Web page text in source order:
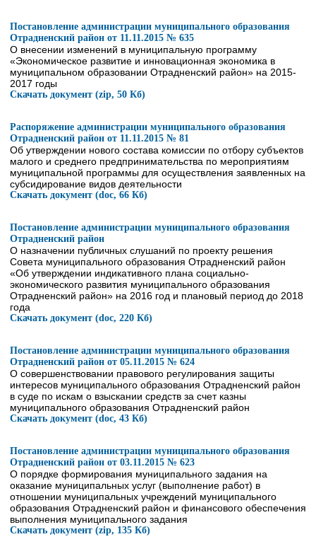
Постановление администрации муниципального образования
Отрадненский район от 11.11.2015 № 635
О внесении изменений в муниципальную программу
«Экономическое развитие и инновационная экономика в
муниципальном образовании Отрадненский район» на 2015-
2017 годы
Скачать документ (zip, 50 Кб)
Распоряжение администрации муниципального образования
Отрадненский район от 11.11.2015 № 81
Об утверждении нового состава комиссии по отбору субъектов
малого и среднего предпринимательства по мероприятиям
муниципальной программы для осуществления заявленных на
субсидирование видов деятельности
Скачать документ (doc, 66 Кб)
Постановление администрации муниципального образования
Отрадненский район
О назначении публичных слушаний по проекту решения
Совета муниципального образования Отрадненский район
«Об утверждении индикативного плана социально-
экономического развития муниципального образования
Отрадненский район» на 2016 год и плановый период до 2018
года
Скачать документ (doc, 220 Кб)
Постановление администрации муниципального образования
Отрадненский район от 05.11.2015 № 624
О совершенствовании правового регулирования защиты
интересов муниципального образования Отрадненский район
в суде по искам о взыскании средств за счет казны
муниципального образования Отрадненский район
Скачать документ (doc, 43 Кб)
Постановление администрации муниципального образования
Отрадненский район от 03.11.2015 № 623
О порядке формирования муниципального задания на
оказание муниципальных услуг (выполнение работ) в
отношении муниципальных учреждений муниципального
образования Отрадненский район и финансового обеспечения
выполнения муниципального задания
Скачать документ (zip, 135 Кб)